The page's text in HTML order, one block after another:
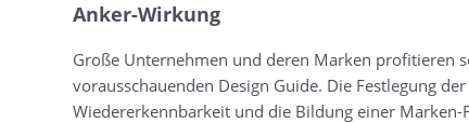
Anker-Wirkung
Große Unternehmen und deren Marken profitieren
vorausschauenden Design Guide. Die Festlegung
Wiedererkennbarkeit und die Bildung einer